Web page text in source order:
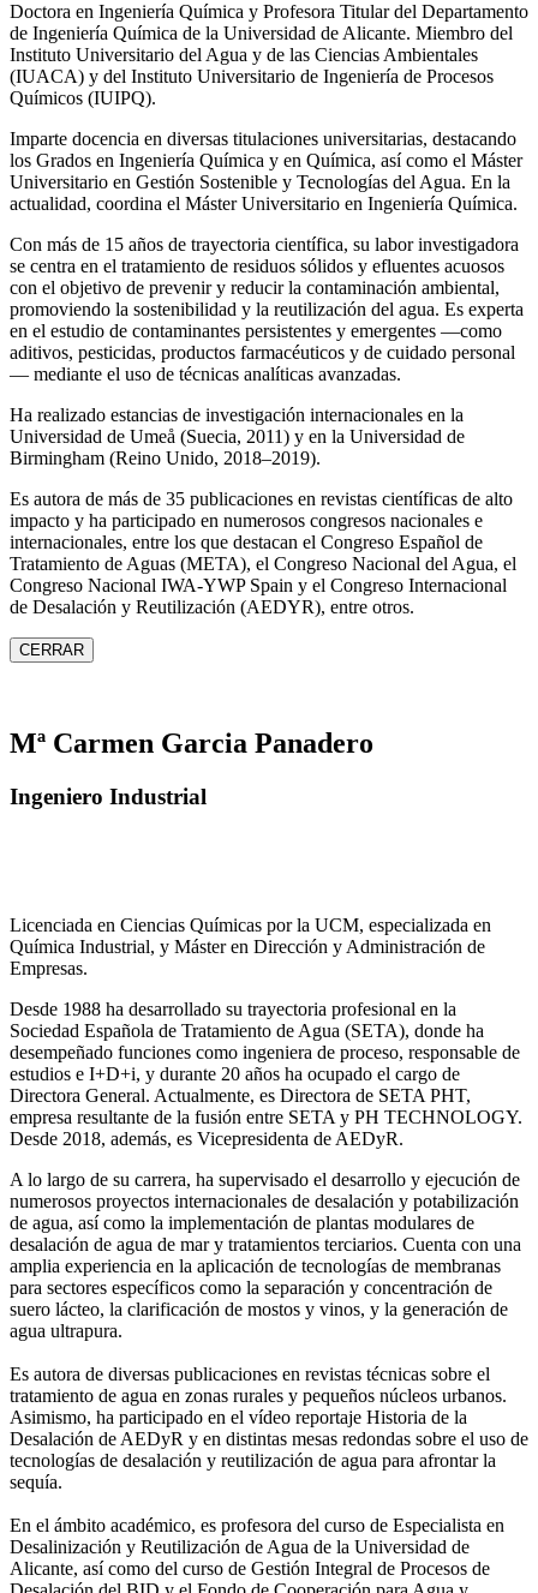
Doctora en Ingeniería Química y Profesora Titular del Departamento
de Ingeniería Química de la Universidad de Alicante. Miembro del
Instituto Universitario del Agua y de las Ciencias Ambientales
(IUACA) y del Instituto Universitario de Ingeniería de Procesos
Químicos (IUIPQ).
Imparte docencia en diversas titulaciones universitarias, destacando
los Grados en Ingeniería Química y en Química, así como el Máster
Universitario en Gestión Sostenible y Tecnologías del Agua. En la
actualidad, coordina el Máster Universitario en Ingeniería Química.
Con más de 15 años de trayectoria científica, su labor investigadora
se centra en el tratamiento de residuos sólidos y efluentes acuosos
con el objetivo de prevenir y reducir la contaminación ambiental,
promoviendo la sostenibilidad y la reutilización del agua. Es experta
en el estudio de contaminantes persistentes y emergentes —como
aditivos, pesticidas, productos farmacéuticos y de cuidado personal
— mediante el uso de técnicas analíticas avanzadas.
Ha realizado estancias de investigación internacionales en la
Universidad de Umeå (Suecia, 2011) y en la Universidad de
Birmingham (Reino Unido, 2018–2019).
Es autora de más de 35 publicaciones en revistas científicas de alto
impacto y ha participado en numerosos congresos nacionales e
internacionales, entre los que destacan el Congreso Español de
Tratamiento de Aguas (META), el Congreso Nacional del Agua, el
Congreso Nacional IWA‑YWP Spain y el Congreso Internacional
de Desalación y Reutilización (AEDYR), entre otros.
CERRAR
Mª Carmen Garcia Panadero
Ingeniero Industrial
Licenciada en Ciencias Químicas por la UCM, especializada en
Química Industrial, y Máster en Dirección y Administración de
Empresas.
Desde 1988 ha desarrollado su trayectoria profesional en la
Sociedad Española de Tratamiento de Agua (SETA), donde ha
desempeñado funciones como ingeniera de proceso, responsable de
estudios e I+D+i, y durante 20 años ha ocupado el cargo de
Directora General. Actualmente, es Directora de SETA PHT,
empresa resultante de la fusión entre SETA y PH TECHNOLOGY.
Desde 2018, además, es Vicepresidenta de AEDyR.
A lo largo de su carrera, ha supervisado el desarrollo y ejecución de
numerosos proyectos internacionales de desalación y potabilización
de agua, así como la implementación de plantas modulares de
desalación de agua de mar y tratamientos terciarios. Cuenta con una
amplia experiencia en la aplicación de tecnologías de membranas
para sectores específicos como la separación y concentración de
suero lácteo, la clarificación de mostos y vinos, y la generación de
agua ultrapura.
Es autora de diversas publicaciones en revistas técnicas sobre el
tratamiento de agua en zonas rurales y pequeños núcleos urbanos.
Asimismo, ha participado en el vídeo reportaje Historia de la
Desalación de AEDyR y en distintas mesas redondas sobre el uso de
tecnologías de desalación y reutilización de agua para afrontar la
sequía.
En el ámbito académico, es profesora del curso de Especialista en
Desalinización y Reutilización de Agua de la Universidad de
Alicante, así como del curso de Gestión Integral de Procesos de